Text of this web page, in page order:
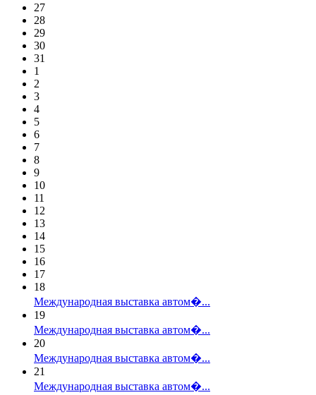
27
28
29
30
31
1
2
3
4
5
6
7
8
9
10
11
12
13
14
15
16
17
18
Международная выставка автом�...
19
Международная выставка автом�...
20
Международная выставка автом�...
21
Международная выставка автом�...